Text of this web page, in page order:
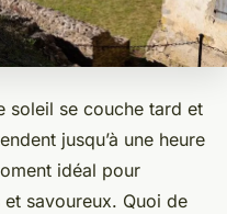
soleil se couche tard et
jusqu’à une heure
idéal pour
savoureux. Quoi de